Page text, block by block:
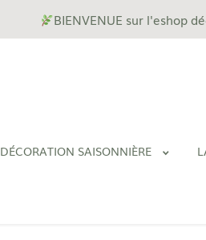
BIENVENUE sur l'eshop
DÉCORATION SAISONNIÈRE